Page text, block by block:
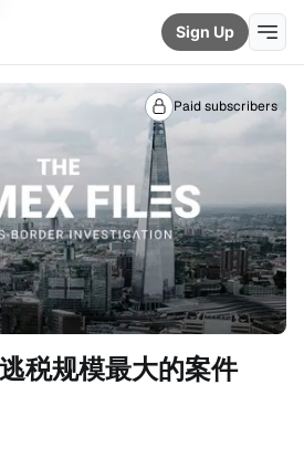
Sign Up
Paid subscribers
税规模最大的案件